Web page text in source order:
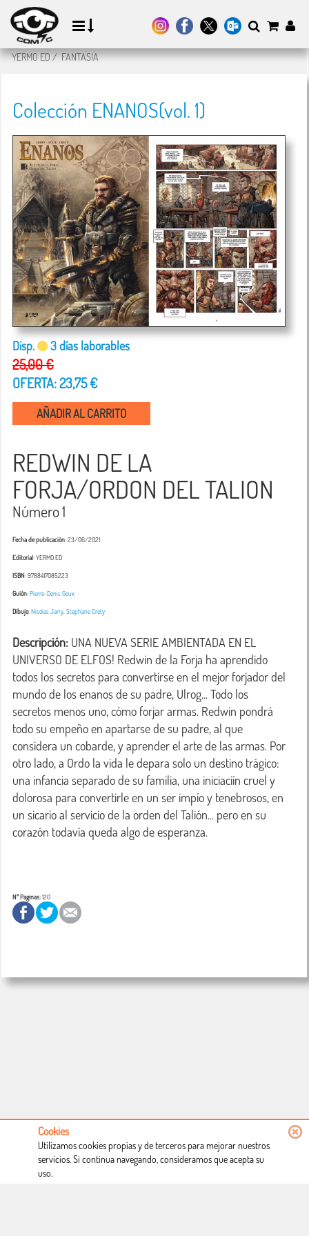
YERMO ED/FANTASIA
Colección ENANOS(vol. 1)
Disp. 3 días laborables
25,00 €
OFERTA: 23,75 €
AÑADIR AL CARRITO
REDWIN DE LA
FORJA/ORDON DEL TALION
Número 1
Fecha de publicación: 23/06/2021
Editorial: YERMO ED
ISBN: 9788417085223
Guión:Pierre-Denis Goux
Dibujo:Nicolas Jarry Stephane Crety
Descripción: UNA NUEVA SERIE AMBIENTADA EN EL
UNIVERSO DE ELFOS! Redwin de la Forja ha aprendido
todos los secretos para convertirse en el mejor forjador del
mundo de los enanos de su padre, Ulrog... Todo los
secretos menos uno, cómo forjar armas. Redwin pondrá
todo su empeño en apartarse de su padre, al que
considera un cobarde, y aprender el arte de las armas. Por
otro lado, a Ordo la vida le depara solo un destino trágico:
una infancia separado de su familia, una iniciaciín cruel y
dolorosa para convertirle en un ser impío y tenebrosos, en
un sicario al servicio de la orden del Talión... pero en su
corazón todavía queda algo de esperanza.
Nº Paginas:120
Condiciones de uso
Cookies
Utilizamos cookies propias y de terceros para mejorar nuestros
servicios. Si continua navegando, consideramos que acepta su
uso.